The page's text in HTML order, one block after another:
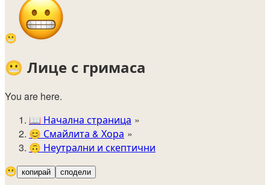
😬
😬 Лице с гримаса
You are here.
📖 Начална страница
😊️ Смайлита & Хора
🙃 Неутрални и скептични
😬 копирай сподели